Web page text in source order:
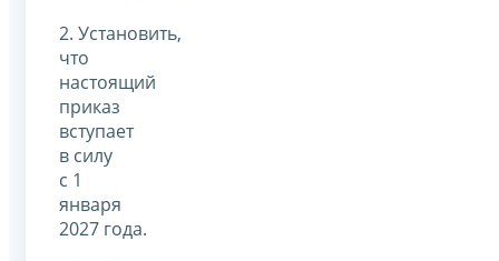
2. Установить,
что
настоящий
приказ
вступает
в силу
с 1
января
2027 года.